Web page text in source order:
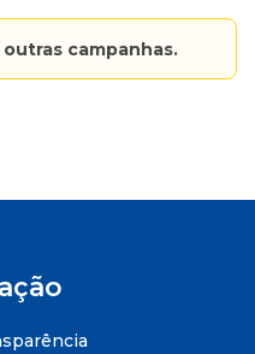
campanhas.